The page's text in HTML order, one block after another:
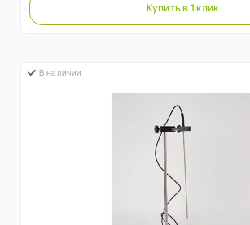
Купить в 1 клик
В наличии